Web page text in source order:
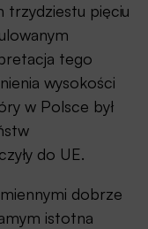
trzydziestu pięciu
tego
wysokości
w Polsce był
do UE.
dobrze
istotna